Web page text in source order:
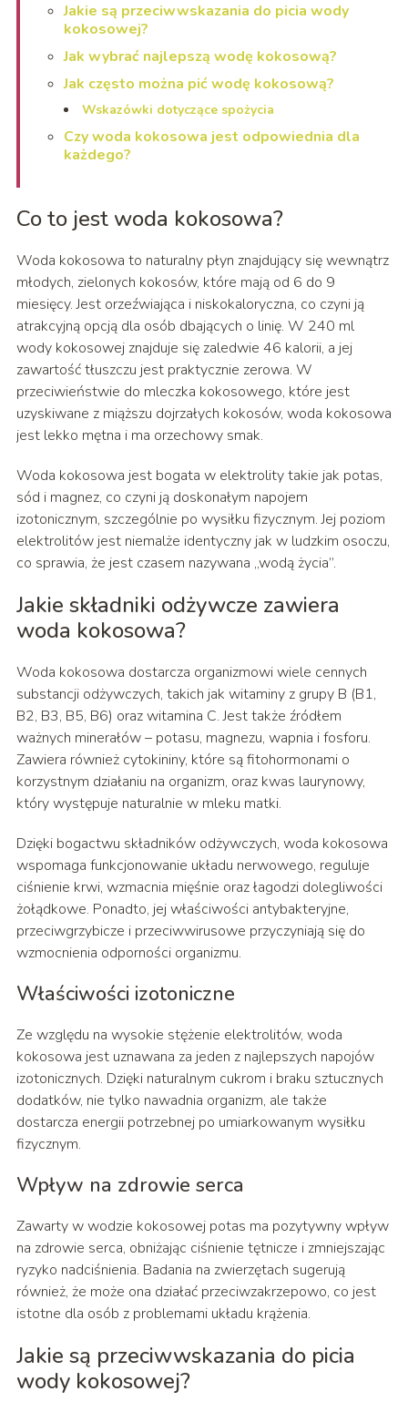
Jakie są przeciwwskazania do picia wody
kokosowej?
Jak wybrać najlepszą wodę kokosową?
Jak często można pić wodę kokosową?
Wskazówki dotyczące spożycia
Czy woda kokosowa jest odpowiednia dla
każdego?
Co to jest woda kokosowa?
Woda kokosowa to naturalny płyn znajdujący się wewnątrz
młodych, zielonych kokosów, które mają od 6 do 9
miesięcy. Jest orzeźwiająca i niskokaloryczna, co czyni ją
atrakcyjną opcją dla osób dbających o linię. W 240 ml
wody kokosowej znajduje się zaledwie 46 kalorii, a jej
zawartość tłuszczu jest praktycznie zerowa. W
przeciwieństwie do mleczka kokosowego, które jest
uzyskiwane z miąższu dojrzałych kokosów, woda kokosowa
jest lekko mętna i ma orzechowy smak.
Woda kokosowa jest bogata w elektrolity takie jak potas,
sód i magnez, co czyni ją doskonałym napojem
izotonicznym, szczególnie po wysiłku fizycznym. Jej poziom
elektrolitów jest niemalże identyczny jak w ludzkim osoczu,
co sprawia, że jest czasem nazywana „wodą życia”.
Jakie składniki odżywcze zawiera
woda kokosowa?
Woda kokosowa dostarcza organizmowi wiele cennych
substancji odżywczych, takich jak witaminy z grupy B (B1,
B2, B3, B5, B6) oraz witamina C. Jest także źródłem
ważnych minerałów – potasu, magnezu, wapnia i fosforu.
Zawiera również cytokininy, które są fitohormonami o
korzystnym działaniu na organizm, oraz kwas laurynowy,
który występuje naturalnie w mleku matki.
Dzięki bogactwu składników odżywczych, woda kokosowa
wspomaga funkcjonowanie układu nerwowego, reguluje
ciśnienie krwi, wzmacnia mięśnie oraz łagodzi dolegliwości
żołądkowe. Ponadto, jej właściwości antybakteryjne,
przeciwgrzybicze i przeciwwirusowe przyczyniają się do
wzmocnienia odporności organizmu.
Właściwości izotoniczne
Ze względu na wysokie stężenie elektrolitów, woda
kokosowa jest uznawana za jeden z najlepszych napojów
izotonicznych. Dzięki naturalnym cukrom i braku sztucznych
dodatków, nie tylko nawadnia organizm, ale także
dostarcza energii potrzebnej po umiarkowanym wysiłku
fizycznym.
Wpływ na zdrowie serca
Zawarty w wodzie kokosowej potas ma pozytywny wpływ
na zdrowie serca, obniżając ciśnienie tętnicze i zmniejszając
ryzyko nadciśnienia. Badania na zwierzętach sugerują
również, że może ona działać przeciwzakrzepowo, co jest
istotne dla osób z problemami układu krążenia.
Jakie są przeciwwskazania do picia
wody kokosowej?